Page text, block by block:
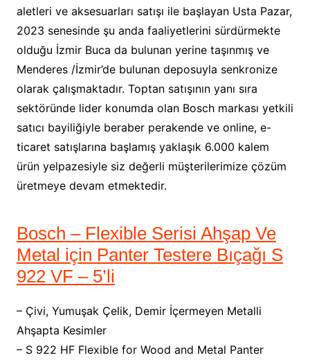
aletleri ve aksesuarları satışı ile başlayan Usta Pazar,
2023 senesinde şu anda faaliyetlerini sürdürmekte
olduğu İzmir Buca da bulunan yerine taşınmış ve
Menderes /İzmir’de bulunan deposuyla senkronize
olarak çalışmaktadır. Toptan satışının yanı sıra
sektöründe lider konumda olan Bosch markası yetkili
satıcı bayiliğiyle beraber perakende ve online, e-
ticaret satışlarına başlamış yaklaşık 6.000 kalem
ürün yelpazesiyle siz değerli müşterilerimize çözüm
üretmeye devam etmektedir.
Bosch – Flexible Serisi Ahşap Ve
Metal için Panter Testere Bıçağı S
922 VF – 5’li
– Çivi, Yumuşak Çelik, Demir İçermeyen Metalli
Ahşapta Kesimler
– S 922 HF Flexible for Wood and Metal Panter